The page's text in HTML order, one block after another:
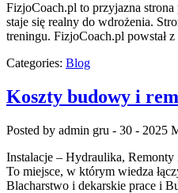
FizjoCoach.pl to przyjazna
staje się realny do wdrożenia.
treningu. FizjoCoach.pl powstał
Categories: Blog
Koszty budowy i
Posted by admin gru - 30 - 2025
Instalacje – Hydraulika,
To miejsce, w którym wiedza
Blacharstwo i dekarskie prace i